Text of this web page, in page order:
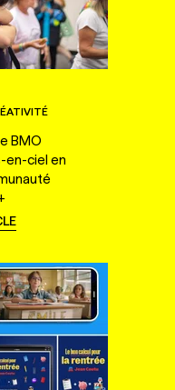
BMO
en-ciel en